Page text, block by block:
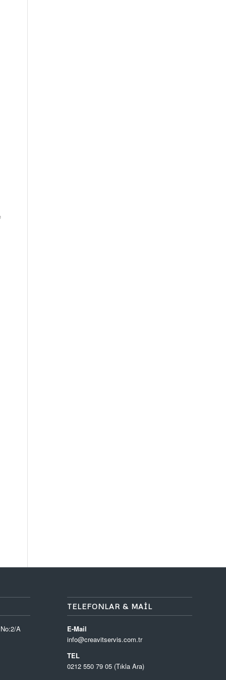
A
TELEFONLAR & MAIL
E-Mail
info@creavitservis.com.tr
TEL
0212 550 79 05 (Tıkla Ara)